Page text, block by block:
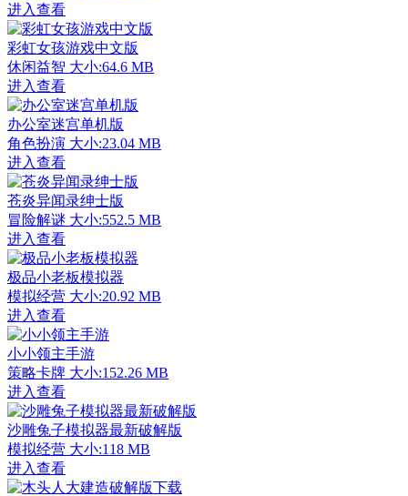
进入查看
彩虹女孩游戏中文版
休闲益智 大小:64.6 MB
进入查看
办公室迷宫单机版
角色扮演 大小:23.04 MB
进入查看
苍炎异闻录绅士版
冒险解谜 大小:552.5 MB
进入查看
极品小老板模拟器
模拟经营 大小:20.92 MB
进入查看
小小领主手游
策略卡牌 大小:152.26 MB
进入查看
沙雕兔子模拟器最新破解版
模拟经营 大小:118 MB
进入查看